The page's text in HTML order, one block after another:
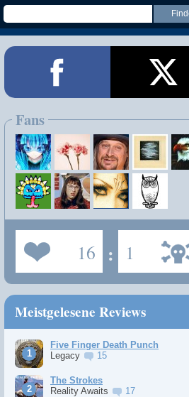
Fans
16 : 1
Meistgelesene Reviews
Five Finger Death Punch
Legacy
15
The Strokes
Reality Awaits
17